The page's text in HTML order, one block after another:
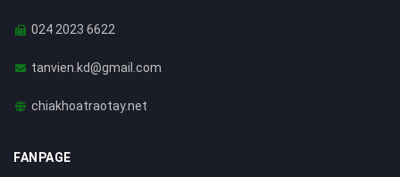
024 2023 6622
tanvien.kd@gmail.com
chiakhoatraotay.net
FANPAGE